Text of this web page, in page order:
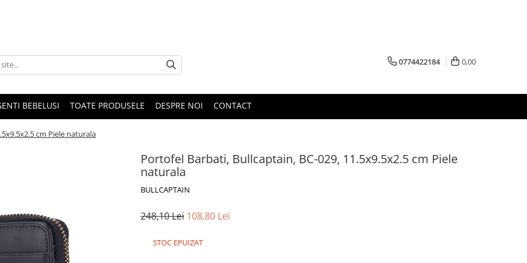
0774422184 0,00
BEBELUSI TOATE PRODUSELE DESPRE NOI CONTACT
cm Piele naturala
Portofel Barbati, Bullcaptain, BC-029, 11.5x9.5x2.5 cm Piele
naturala
BULLCAPTAIN
248,10 Lei 108,80 Lei
STOC EPUIZAT